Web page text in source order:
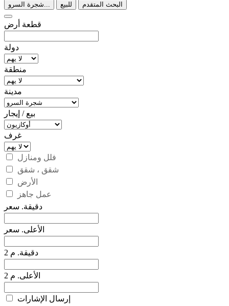
شجرة السرو... للبيع البحث المتقدم
قطعة أرض
دولة
منطقة
مدينة
بيع / إيجار
غرف
فلل ومنازل
شقق ، شقق
الأرض
عمل جاهز
دقيقة. سعر
الأعلى. سعر
دقيقة. م 2
الأعلى. م 2
إرسال الإشارات